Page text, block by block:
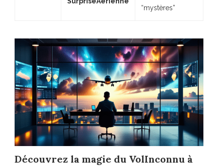
“mystères”
Découvrez la magie du VolInconnu à